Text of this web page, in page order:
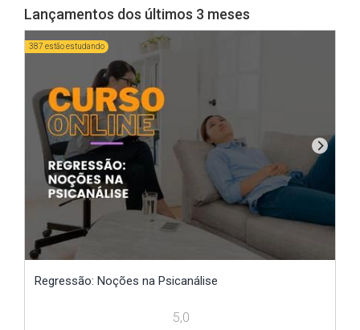
Lançamentos dos últimos 3 meses
387 estão estudando
Regressão: Noções na Psicanálise
5,0